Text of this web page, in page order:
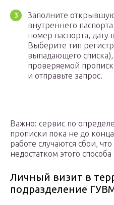
Заполните
внутреннего
номер паспорта, дату
Выберите тип
выпадающего
проверяемой
и отправьте запрос.
Важно: сервис по
прописки пока не до
работе случаются сбои,
недостатком этого способа
Личный визит в
подразделение